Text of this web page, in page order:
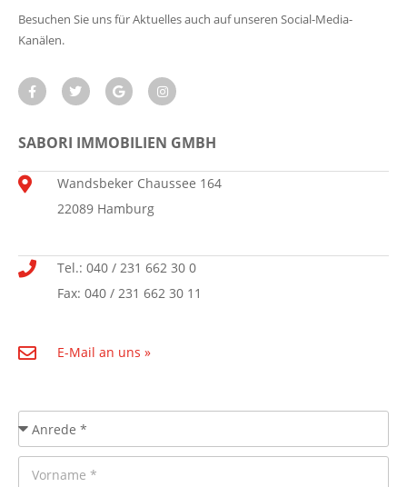
Besuchen Sie uns für Aktuelles auch auf unseren Social-Media-
Kanälen.
SABORI IMMOBILIEN GMBH
Wandsbeker Chaussee 164
22089 Hamburg
Tel.: 040 / 231 662 30 0
Fax: 040 / 231 662 30 11
E-Mail an uns »